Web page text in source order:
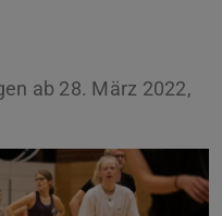
ab 28. März 2022,